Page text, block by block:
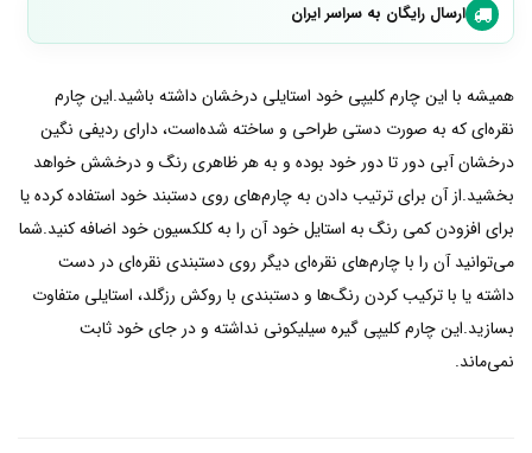
ارسال رایگان به سراسر ایران
همیشه با این چارم کلیپی خود استایلی درخشان داشته باشید.این چارم
نقره‌ای که به صورت دستی طراحی و ساخته شده‌است، دارای ردیفی نگین
درخشان آبی دور تا دور خود بوده و به هر ظاهری رنگ و درخشش خواهد
بخشید.از آن برای ترتیب دادن به چارم‌های روی دستبند خود استفاده کرده یا
برای افزودن کمی رنگ به استایل خود آن را به کلکسیون خود اضافه کنید.شما
می‌توانید آن را با چارم‌های نقره‌ای دیگر روی دستبندی نقره‌ای در دست
داشته یا با ترکیب کردن رنگ‌ها و دستبندی با روکش رزگلد، استایلی متفاوت
بسازید.این چارم کلیپی گیره سیلیکونی نداشته و در جای خود ثابت
نمی‌ماند.